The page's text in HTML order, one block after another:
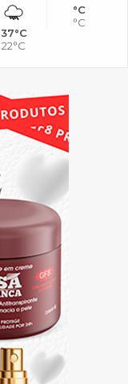
37°C
22°C
°C
°C